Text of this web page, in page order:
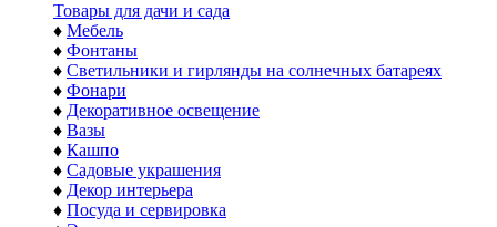
Товары для дачи и сада
♦ Мебель
♦ Фонтаны
♦ Светильники и гирлянды на солнечных батареях
♦ Фонари
♦ Декоративное освещение
♦ Вазы
♦ Кашпо
♦ Садовые украшения
♦ Декор интерьера
♦ Посуда и сервировка